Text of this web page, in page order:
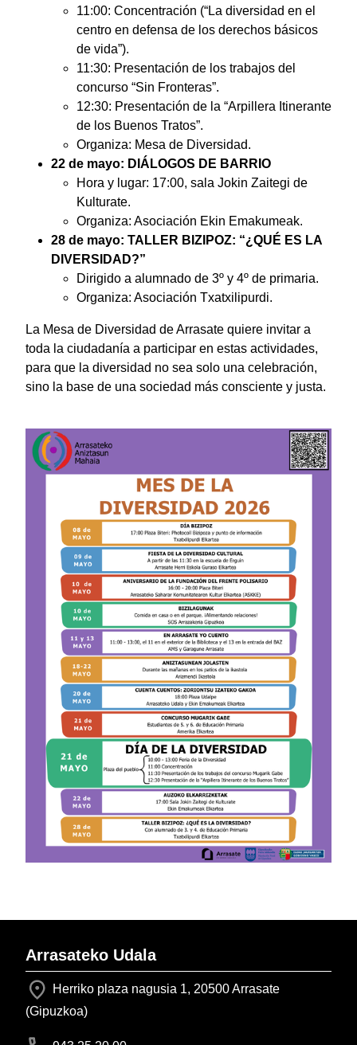
11:00: Concentración (“La diversidad en el
centro en defensa de los derechos básicos
de vida”).
11:30: Presentación de los trabajos del
concurso “Sin Fronteras”.
12:30: Presentación de la “Arpillera Itinerante
de los Buenos Tratos”.
Organiza: Mesa de Diversidad.
22 de mayo: DIÁLOGOS DE BARRIO
Hora y lugar: 17:00, sala Jokin Zaitegi de
Kulturate.
Organiza: Asociación Ekin Emakumeak.
28 de mayo: TALLER BIZIPOZ: “¿QUÉ ES LA
DIVERSIDAD?”
Dirigido a alumnado de 3º y 4º de primaria.
Organiza: Asociación Txatxilipurdi.
La Mesa de Diversidad de Arrasate quiere invitar a
toda la ciudadanía a participar en estas actividades,
para que la diversidad no sea solo una celebración,
sino la base de una sociedad más consciente y justa.
Arrasateko Udala
Herriko plaza nagusia 1, 20500 Arrasate
(Gipuzkoa)